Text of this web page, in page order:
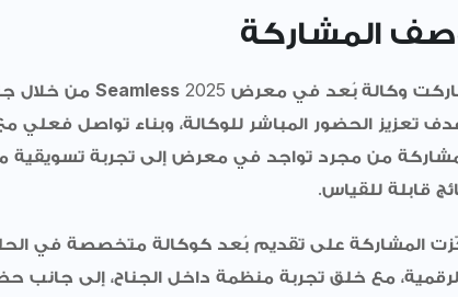
المشاركة
وكالة بُعد في معرض 2025 Seamless من خلال
تعزيز الحضور المباشر للوكالة، وبناء تواصل فعلي مع
من مجرد تواجد في معرض إلى تجربة تسويقية
قابلة للقياس.
المشاركة على تقديم بُعد كوكالة متخصصة في
مع خلق تجربة منظمة داخل الجناح، إلى جانب